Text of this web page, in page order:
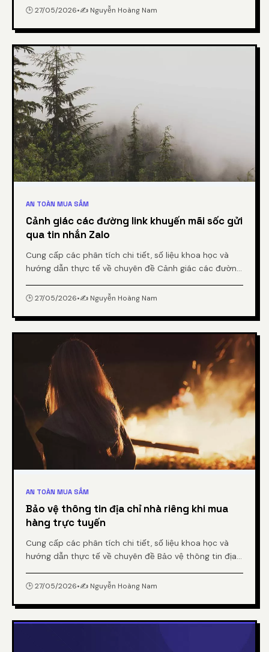
gia.
🕒 27/05/2026•✍️ Nguyễn Hoàng Nam
AN TOÀN MUA SẮM
Cảnh giác các đường link khuyến mãi sốc gửi
qua tin nhắn Zalo
Cung cấp các phân tích chi tiết, số liệu khoa học và
hướng dẫn thực tế về chuyên đề Cảnh giác các đường
gia.
🕒 27/05/2026•✍️ Nguyễn Hoàng Nam
AN TOÀN MUA SẮM
Bảo vệ thông tin địa chỉ nhà riêng khi mua
hàng trực tuyến
Cung cấp các phân tích chi tiết, số liệu khoa học và
hướng dẫn thực tế về chuyên đề Bảo vệ thông tin địa
🕒 27/05/2026•✍️ Nguyễn Hoàng Nam